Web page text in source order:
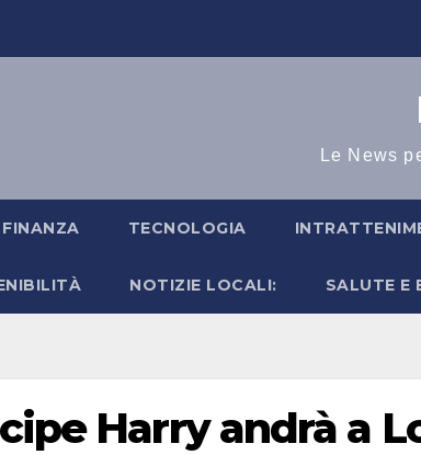
Le News
FINANZA TECNOLOGIA
NOTIZIE LOCALI: SALUTE E
Harry andrà a